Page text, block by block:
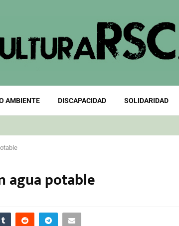
AMBIENTE DISCAPACIDAD SOLIDARIDAD
agua potable